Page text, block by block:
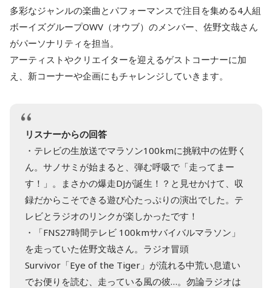
多彩なジャンルの楽曲とパフォーマンスで注目を集める4人組
ボーイズグループOWV（オウブ）のメンバー、佐野文哉さん
がパーソナリティを担当。
アーティストやクリエイターを迎えるゲストコーナーに加
え、新コーナーや企画にもチャレンジしていきます。
リスナーからの回答
・テレビの生放送でマラソン100kmに挑戦中の佐野く
ん。サノサミが始まると、弾む呼吸で「走ってまー
す！」。まさかの爆走DJが誕生！？と見せかけて、収
録だからこそできる遊び心たっぷりの演出でした。テ
レビとラジオのリンクが楽しかったです！
・「FNS27時間テレビ 100kmサバイバルマラソン」
を走っていた佐野文哉さん。ラジオ冒頭
Survivor「Eye of the Tiger」が流れる中荒い息遣い
でお便りを読む、走っている風の彼…。勿論ラジオは